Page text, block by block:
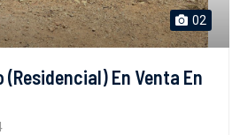
02
(Residencial) En Venta En